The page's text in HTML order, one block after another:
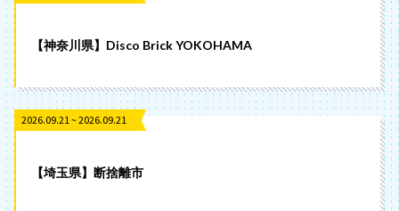
【神奈川県】Disco Brick YOKOHAMA
2026.09.21 ~ 2026.09.21
【埼玉県】断捨離市